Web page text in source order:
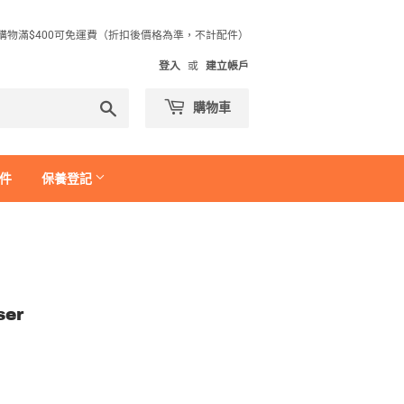
物滿$400可免運費（折扣後價格為準，不計配件）
登入 或 建立帳戶
購物車
保養登記